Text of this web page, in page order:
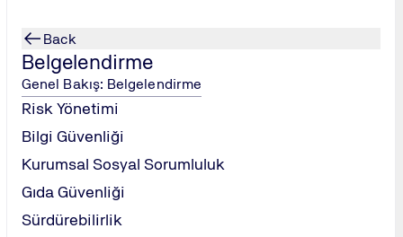
Back
Belgelendirme
Genel Bakış: Belgelendirme
Risk Yönetimi
Bilgi Güvenliği
Kurumsal Sosyal Sorumluluk
Gıda Güvenliği
Sürdürebilirlik
alanındaki uzmanlığıyla
ve iletişim becerilerini geliştirmek isteyen tüm
önemini anlamak.
ve empati kurma yeteneğini artırmak.
stratejileri geliştirmek.
becerisi kazanmak.